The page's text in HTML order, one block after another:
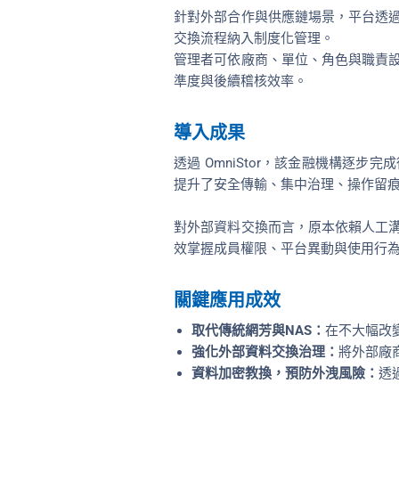
針對外部合作與供應鏈場景，平台透
交換流程納入制度化管理。
管理者可依廠商、單位、角色與職責
準度與後續稽核效率。
導入成果
透過 OmniStor，該金融機構逐步完
提升了安全傳輸、集中治理、操作留
對外部資料交換而言，原本依賴人工
效掌握成員權限、平台異動與使用行
關鍵應用成效
取代傳統網芳與NAS：在不大幅改
強化外部資料交換治理：將外部廠
資料加密教換，預防外洩風險：透